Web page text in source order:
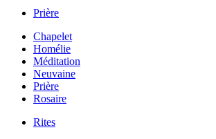
Prière
Chapelet
Homélie
Méditation
Neuvaine
Prière
Rosaire
Rites